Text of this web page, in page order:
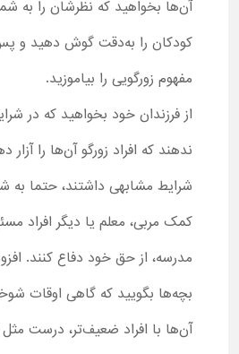
آن‌ها بخواهید که نظرشان را به
کودکان را به‌دقت گوش دهید و
مفهوم زورگویی را بیاموزید.
از فرزندان خود بخواهید که در
ندهند که افراد زورگو آن‌ها را
شرایط مشابهی داشتند، حتما به
کمک مربی، معلم یا دیگر افراد
مدرسه، از حق خود دفاع کنند.
بچه‌ها بگویید که گاهی اوقات
آن‌ها با افراد ضعیف‌تر، درست